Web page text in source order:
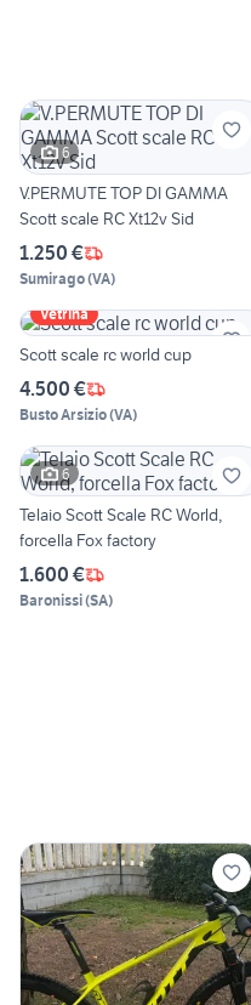
6
V.PERMUTE TOP DI GAMMA
Scott scale RC Xt12v Sid
1.250 €
Sumirago(VA)
Vetrina
Scott scale rc world cup
4.500 €
Busto Arsizio(VA)
6
Telaio Scott Scale RC World,
forcella Fox factory
1.600 €
Baronissi(SA)